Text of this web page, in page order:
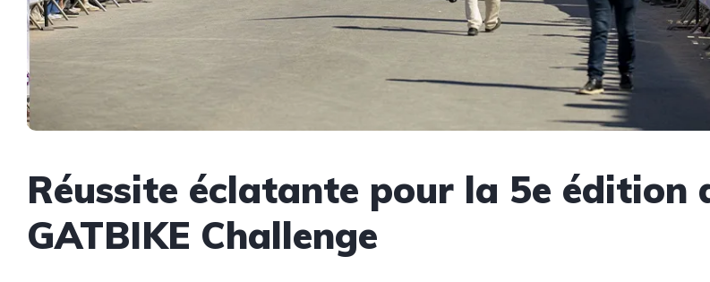
Réussite éclatante pour la 5e édition
GATBIKE Challenge